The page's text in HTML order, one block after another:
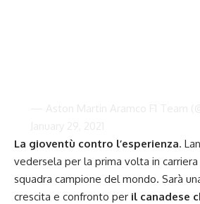
La gioventù contro l’esperienza.
vedersela per la prima volta in
squadra campione del mondo. Sarà
crescita e confronto per il canadese